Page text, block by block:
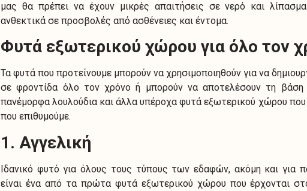
μας θα πρέπει να έχουν μικρές απαιτήσεις σε νερό και
ανθεκτικά σε προσβολές από ασθένειες και έντομα.
Φυτά εξωτερικού χώρου για όλο τον
Τα φυτά που προτείνουμε μπορούν να χρησιμοποιηθούν για να
σε φροντίδα όλο τον χρόνο ή μπορούν να αποτελέσουν τη βάση
πανέμορφα λουλούδια και άλλα υπέροχα φυτά εξωτερικού χώρου
που επιθυμούμε.
1. Αγγελική
Ιδανικό φυτό για όλους τους τύπους των εδαφών, ακόμη και για
είναι ένα από τα πρώτα φυτά εξωτερικού χώρου που έρχονται